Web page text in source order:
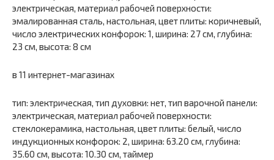
электрическая, материал рабочей поверхности:
эмалированная сталь, настольная, цвет плиты: коричневый,
число электрических конфорок: 1, ширина: 27 см, глубина:
23 см, высота: 8 см
в 11 интернет-магазинах
тип: электрическая, тип духовки: нет, тип варочной панели:
электрическая, материал рабочей поверхности:
стеклокерамика, настольная, цвет плиты: белый, число
индукционных конфорок: 2, ширина: 63.20 см, глубина:
35.60 см, высота: 10.30 см, таймер